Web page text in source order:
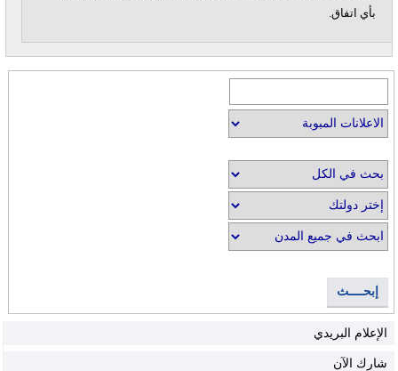
بأي اتفاق.
إبحــــث
الإعلام البريدي
شارك الآن